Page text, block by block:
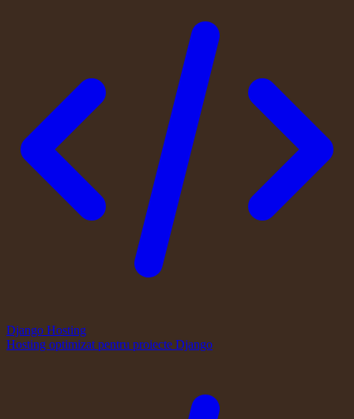
Django Hosting
Hosting optimizat pentru proiecte Django